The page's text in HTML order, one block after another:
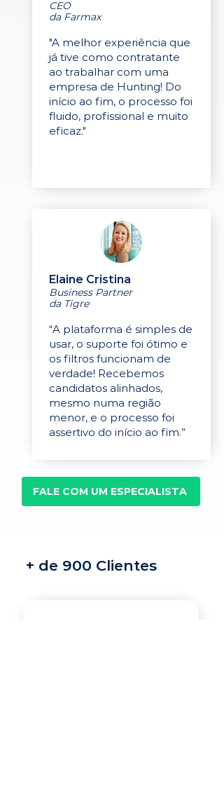
CEO
da Farmax
"A melhor experiência que
já tive como contratante
ao trabalhar com uma
empresa de Hunting! Do
início ao fim, o processo foi
fluido, profissional e muito
eficaz."
Elaine Cristina
Business Partner
da Tigre
“A plataforma é simples de
usar, o suporte foi ótimo e
os filtros funcionam de
verdade! Recebemos
candidatos alinhados,
mesmo numa região
menor, e o processo foi
assertivo do início ao fim.”
FALE COM UM ESPECIALISTA
+ de 900 Clientes